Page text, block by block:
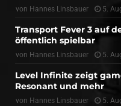
von Hannes Linsbauer 5.
Transport Fever 3 auf
öffentlich spielbar
von Hannes Linsbauer 5.
Level Infinite zeigt
Resonant und mehr
von Hannes Linsbauer 5.